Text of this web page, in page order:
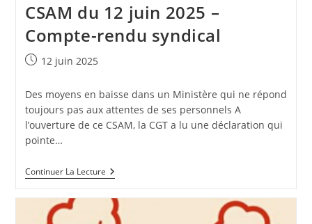
CSAM du 12 juin 2025 –
Compte-rendu syndical
Publication
12 juin 2025
Des moyens en baisse dans un Ministère qui ne répond
toujours pas aux attentes de ses personnels A
l’ouverture de ce CSAM, la CGT a lu une déclaration qui
pointe…
Continuer La LectureCSAM
Du
Juin
2025